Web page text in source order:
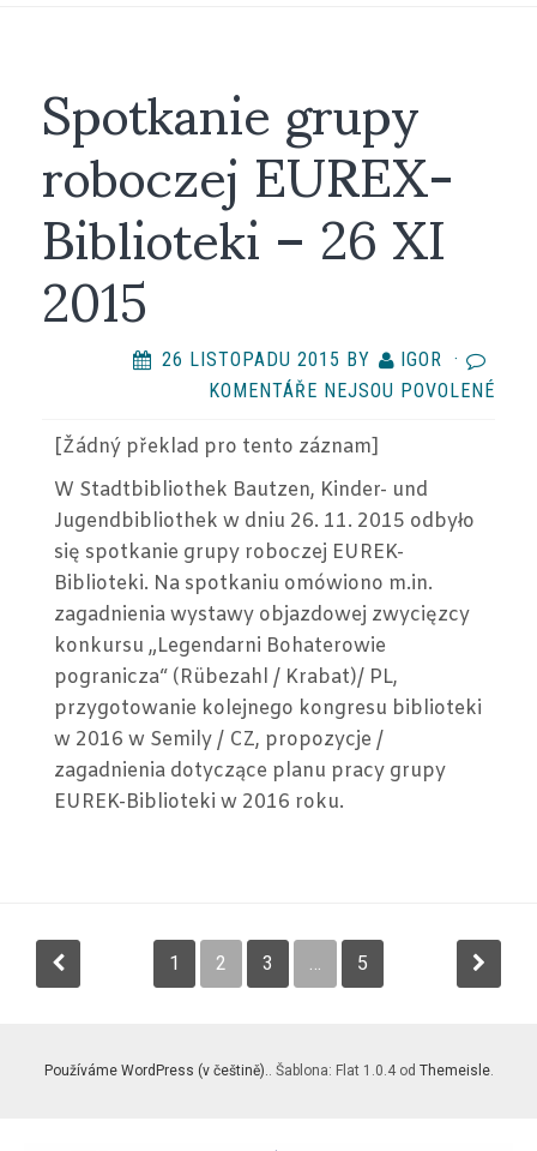
Spotkanie grupy
roboczej EUREX-
Biblioteki – 26 XI
2015 26 LISTOPADU 2015 BY IGOR ·
KOMENTÁŘE NEJSOU POVOLENÉ
[Žádný překlad pro tento záznam]
W Stadtbibliothek Bautzen, Kinder- und
Jugendbibliothek w dniu 26. 11. 2015 odbyło
się spotkanie grupy roboczej EUREK-
Biblioteki. Na spotkaniu omówiono m.in.
zagadnienia wystawy objazdowej zwycięzcy
konkursu „Legendarni Bohaterowie
pogranicza“ (Rübezahl / Krabat)/ PL,
przygotowanie kolejnego kongresu biblioteki
w 2016 w Semily / CZ, propozycje /
zagadnienia dotyczące planu pracy grupy
EUREK-Biblioteki w 2016 roku.
Navigace
pro
příspěvky
1 2 3 … 5
Používáme WordPress (v češtině).. Šablona: Flat 1.0.4 od Themeisle.